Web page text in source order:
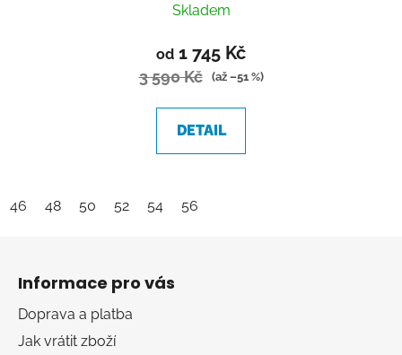
Skladem
od 1 745 Kč
3 590 Kč (až –51 %)
DETAIL
46 48 50 52 54 56
Informace pro vás
Doprava a platba
Jak vrátit zboží